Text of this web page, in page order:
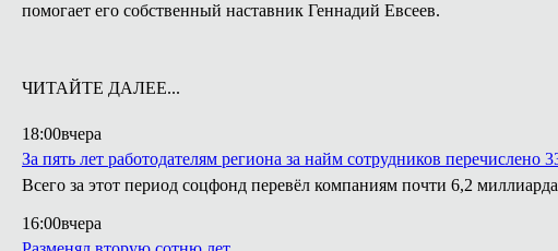
помогает его собственный наставник Геннадий Евсеев.
ЧИТАЙТЕ ДАЛЕЕ...
18:00вчера
За пять лет работодателям региона за найм сотрудников перечислено
Всего за этот период соцфонд перевёл компаниям почти 6,2
16:00вчера